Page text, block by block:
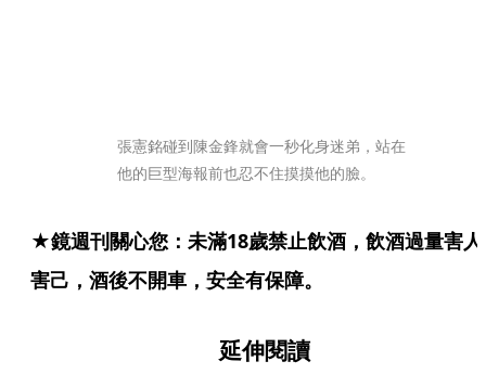
張憲銘碰到陳金鋒就會一秒化身迷弟，站在
他的巨型海報前也忍不住摸摸他的臉。
★鏡週刊關心您：未滿18歲禁止飲酒，飲酒過量害人
害己，酒後不開車，安全有保障。
延伸閱讀